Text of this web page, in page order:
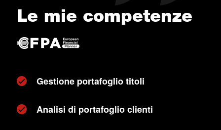
Le mie competenze
Gestione portafoglio titoli
Analisi di portafoglio clienti